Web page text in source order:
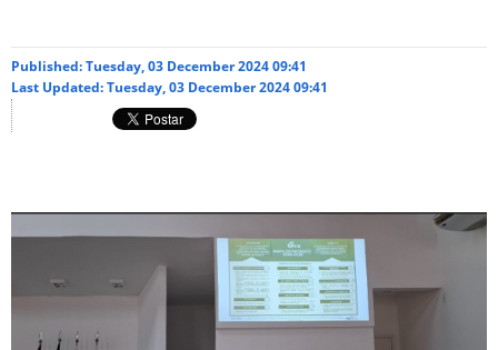
Published: Tuesday, 03 December 2024 09:41
Last Updated: Tuesday, 03 December 2024 09:41